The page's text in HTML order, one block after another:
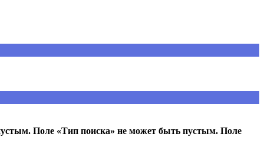
Поле «Тип поиска» не может быть пустым. Поле